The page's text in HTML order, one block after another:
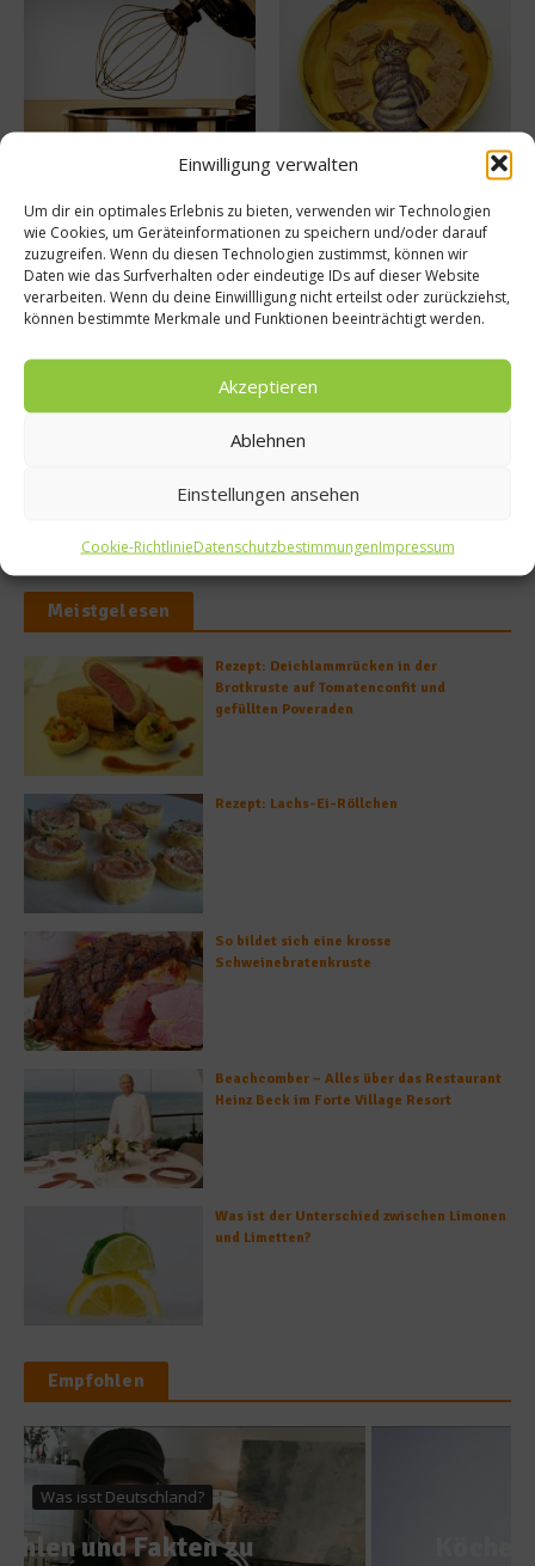
Einwilligung verwalten
Um dir ein optimales Erlebnis zu bieten, verwenden wir Technologien
wie Cookies, um Geräteinformationen zu speichern und/oder darauf
zuzugreifen. Wenn du diesen Technologien zustimmst, können wir
Daten wie das Surfverhalten oder eindeutige IDs auf dieser Website
verarbeiten. Wenn du deine Einwillligung nicht erteilst oder zurückziehst,
können bestimmte Merkmale und Funktionen beeinträchtigt werden.
Akzeptieren
Ablehnen
Einstellungen ansehen
Cookie-RichtlinieDatenschutzbestimmungenImpressum
Die Küchenmaschine – ein
10. Oktober 2021
Bonbons selber machen – so
23. August 2021
Buchtipp
Meistgelesen
Rezept: Deichlammrücken in der
Brotkruste auf Tomatenconfit und
gefüllten Poveraden
Rezept: Lachs-Ei-Röllchen
So bildet sich eine krosse
Schweinebratenkruste
Beachcomber – Alles über das Restaurant
Heinz Beck im Forte Village Resort
Was ist der Unterschied zwischen Limonen
und Limetten?
Empfohlen
Spitzenköche
Köche à la Carte: Andreas C.